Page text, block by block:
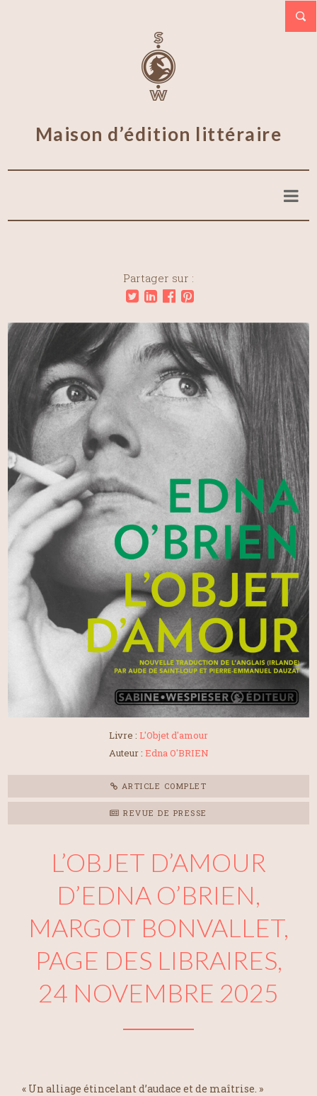
Maison d’édition littéraire
Partager sur :
Livre : L'Objet d'amour
Auteur : Edna O'BRIEN
ARTICLE COMPLET
REVUE DE PRESSE
L’OBJET D’AMOUR
D’EDNA O’BRIEN,
MARGOT BONVALLET,
PAGE DES LIBRAIRES,
24 NOVEMBRE 2025
« Un alliage étincelant d’audace et de maîtrise. »